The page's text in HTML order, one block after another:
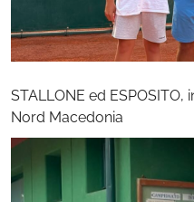
STALLONE ed
Nord Macedonia